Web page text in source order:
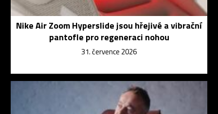
Nike Air Zoom Hyperslide jsou hřejivé a vibrační
pantofle pro regeneraci nohou
31. července 2026